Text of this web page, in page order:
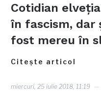
Cotidian
în fascism, dar
fost mereu în
Citește articol
miercuri, 25 iulie 2018, 11:19